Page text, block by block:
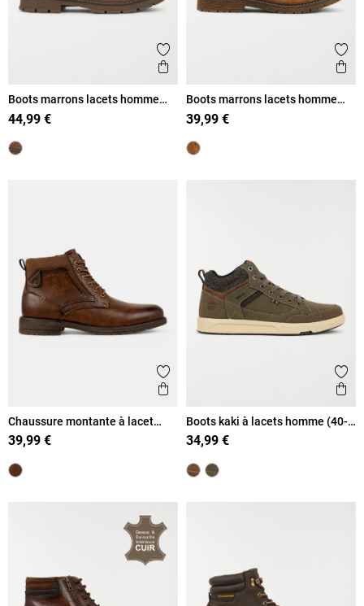
Ajouter aux favoris
Aperçu rapide
Boots marrons lacets homme
(40-46)
44,99 €
Boots marrons lacets homme
(40-46)
39,99 €
Ajouter aux favoris
Aperçu rapide
Chaussure montante à lacet
homme (40-46)
39,99 €
Boots kaki à lacets homme (40-
45)
34,99 €